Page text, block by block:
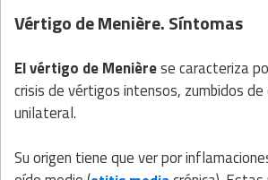
Vértigo de Menière. Síntomas
El vértigo de Menièrese caracteriza
crisis de vértigos intensos, zumbidos
unilateral.
Su origen tiene que ver por